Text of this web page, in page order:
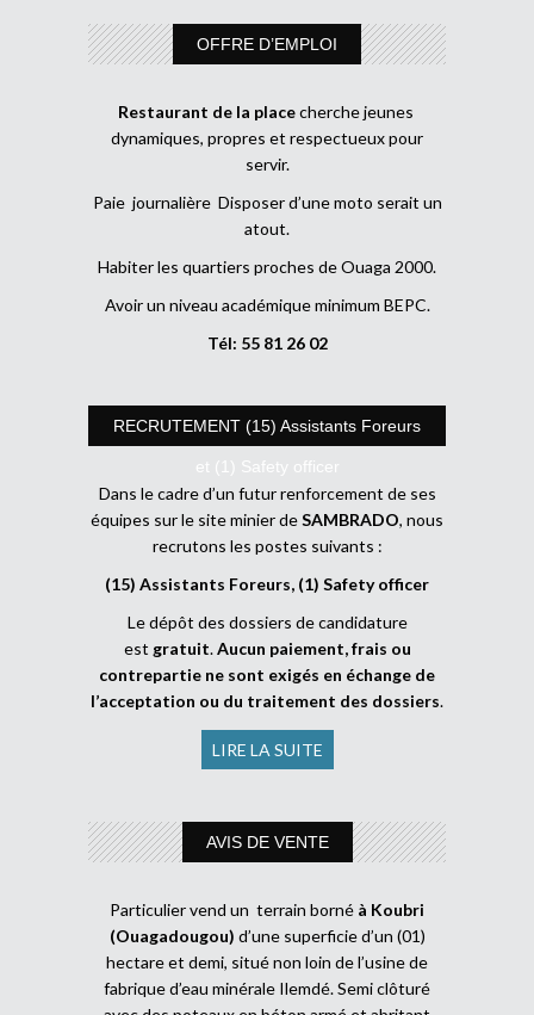
OFFRE D’EMPLOI
Restaurant de la placecherche jeunes
dynamiques, propres et respectueux pour
servir.
Paie journalière Disposer d’une moto serait un
atout.
Habiter les quartiers proches de Ouaga 2000.
Avoir un niveau académique minimum BEPC.
Tél: 55 81 26 02
RECRUTEMENT (15) Assistants Foreurs
et (1) Safety officer
Dans le cadre d’un futur renforcement de ses
équipes sur le site minier deSAMBRADO, nous
recrutons les postes suivants :
(15) Assistants Foreurs, (1) Safety officer
Le dépôt des dossiers de candidature
est gratuit.Aucun paiement, frais ou
contrepartie ne sont exigés en échange de
l’acceptation ou du traitement des dossiers.
LIRE LA SUITE
AVIS DE VENTE
Particulier vend un terrain borné à Koubri
(Ouagadougou) d’une superficie d’un (01)
hectare et demi, situé non loin de l’usine de
fabrique d’eau minérale Ilemdé. Semi clôturé